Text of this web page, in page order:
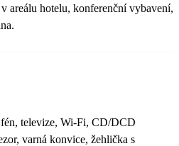
areálu hotelu, konferenční vybavení,
televize, Wi-Fi, CD/DCD
varná konvice, žehlička s